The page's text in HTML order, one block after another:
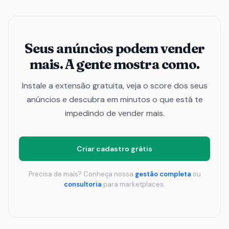
Seus anúncios podem vender
mais. A gente mostra como.
Instale a extensão gratuita, veja o score dos seus
anúncios e descubra em minutos o que está te
impedindo de vender mais.
Criar cadastro grátis
Precisa de mais? Conheça nossa gestão completa ou
consultoria para marketplaces.